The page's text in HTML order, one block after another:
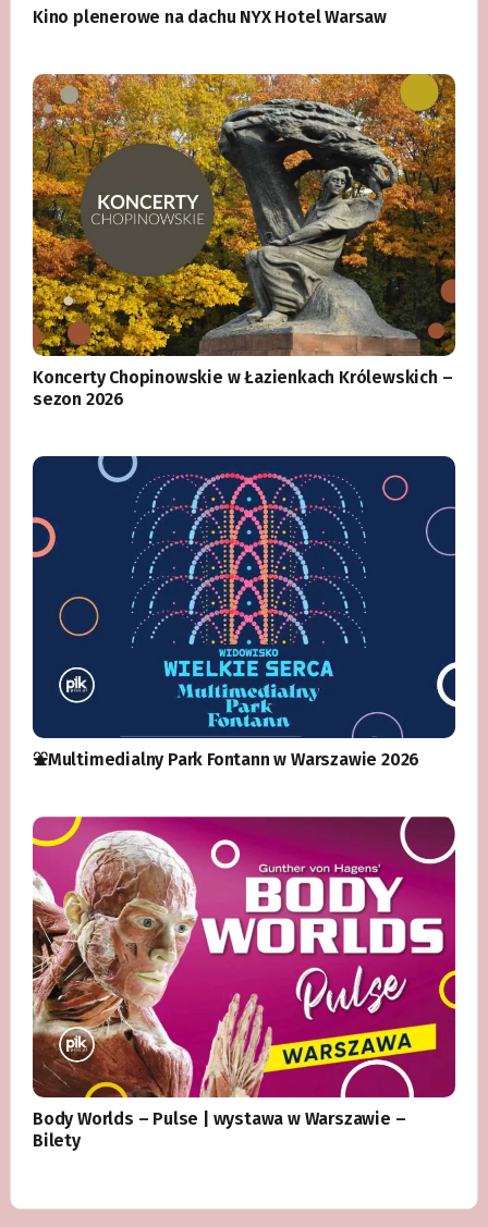
Kino plenerowe na dachu NYX Hotel Warsaw
Koncerty Chopinowskie w Łazienkach Królewskich –
sezon 2026
⛲️Multimedialny Park Fontann w Warszawie 2026
Body Worlds – Pulse | wystawa w Warszawie –
Bilety